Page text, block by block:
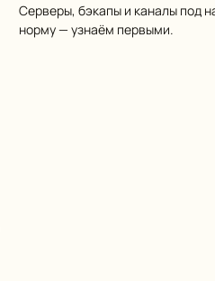
Серверы, бэкапы и каналы под
норму — узнаём первыми.